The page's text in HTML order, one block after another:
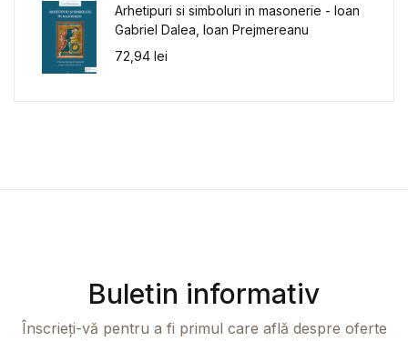
Arhetipuri si simboluri in masonerie - Ioan
Gabriel Dalea, Ioan Prejmereanu
72,94 lei
Buletin informativ
Înscrieți-vă pentru a fi primul care află despre oferte